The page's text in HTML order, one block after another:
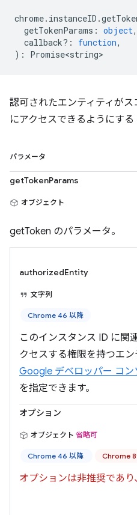
chrome. instanceID .
getTokenParams : object,
callback? : function,
) : Promise<string>
認可されたエンティティが
にアクセスできるようにする
パラメータ
getTokenParams
オブジェクト
getToken のパラメータ。
authorizedEntity
文字列
Chrome 46 以降
このインスタンス ID に関
クセスする権限を持つエン
Google デベロッパー コン
を指定できます。
オプション
オブジェクト 省略可
Chrome 46 以降 Chrome
オプションは非推奨であり